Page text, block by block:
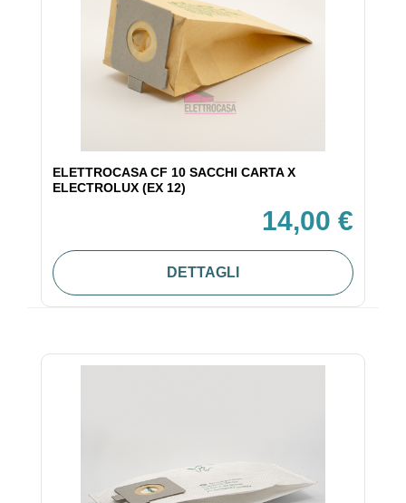
ELETTROCASA CF 10 SACCHI CARTA X
ELECTROLUX (EX 12)
14,00 €
DETTAGLI